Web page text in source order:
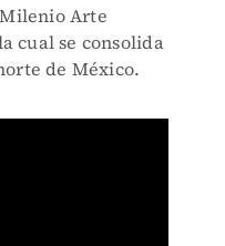
Arte
cual se consolida
de México.